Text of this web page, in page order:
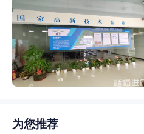
为您推荐